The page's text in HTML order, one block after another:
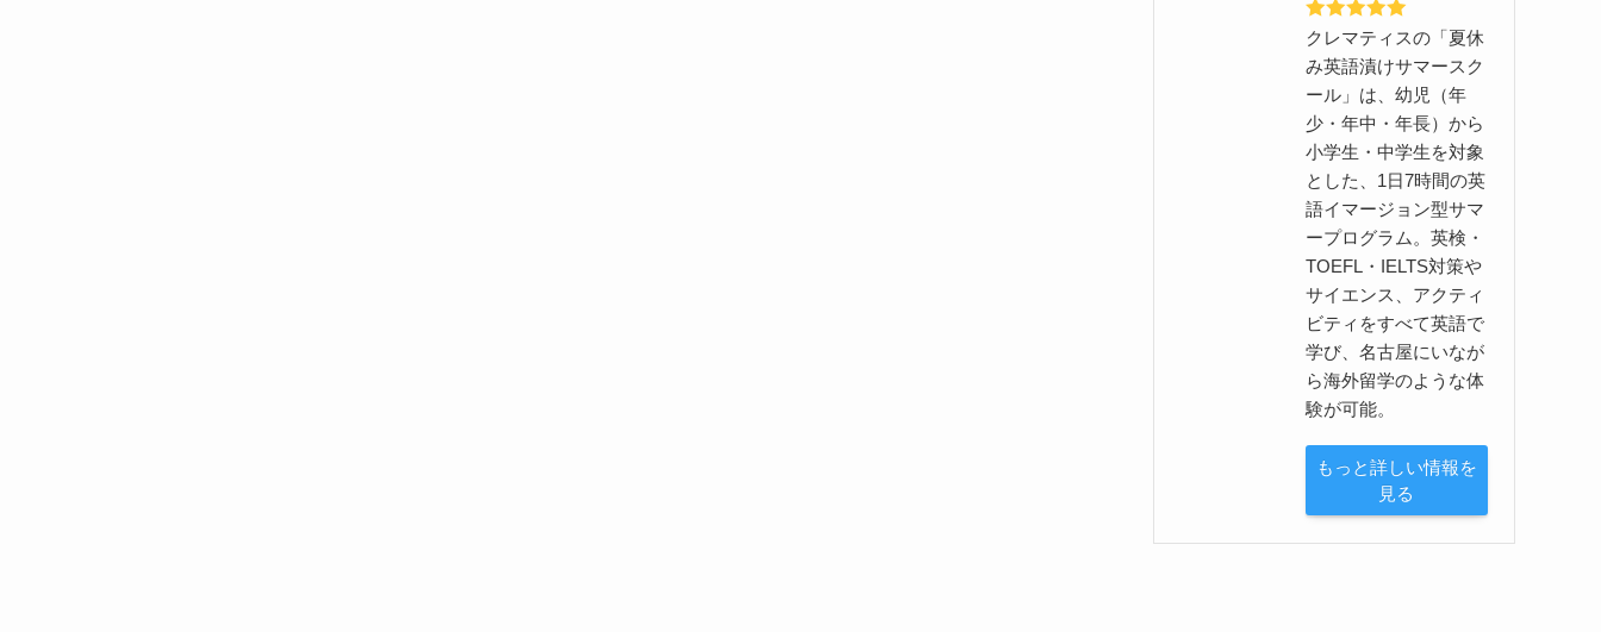
クレマティスの「夏休
み英語漬けサマースク
ール」は、幼児（年
少・年中・年長）から
小学生・中学生を対象
とした、1日7時間の英
語イマージョン型サマ
ープログラム。英検・
TOEFL・IELTS対策や
サイエンス、アクティ
ビティをすべて英語で
学び、名古屋にいなが
ら海外留学のような体
験が可能。
もっと詳しい情報を
見る